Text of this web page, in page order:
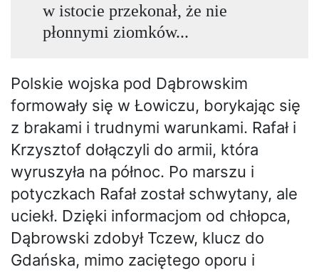
w istocie przekonał, że nie
płonnymi ziomków...
Polskie wojska pod Dąbrowskim
formowały się w Łowiczu, borykając się
z brakami i trudnymi warunkami. Rafał i
Krzysztof dołączyli do armii, która
wyruszyła na północ. Po marszu i
potyczkach Rafał został schwytany, ale
uciekł. Dzięki informacjom od chłopca,
Dąbrowski zdobył Tczew, klucz do
Gdańska, mimo zaciętego oporu i